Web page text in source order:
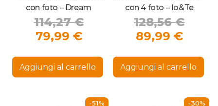
con foto – Dream
114,27€Il
era:
114,27 €.
79,99 €Il
attuale
è:
Aggiungi al carrello
con 4 foto – Io&Te
128,56€Il
era:
89,99 €Il
è:
Aggiungi al carrello
-51% -30%